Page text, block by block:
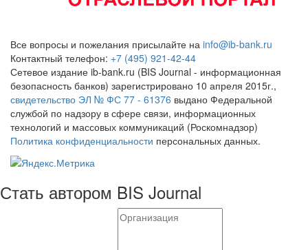
Все вопросы и пожелания присылайте на info@ib-bank.ru
Контактный телефон: +7 (495) 921-42-44
Сетевое издание ib-bank.ru (BIS Journal - информационная
безопасность банков) зарегистрировано 10 апреля 2015г.,
свидетельство ЭЛ № ФС 77 - 61376 выдано Федеральной
службой по надзору в сфере связи, информационных
технологий и массовых коммуникаций (Роскомнадзор)
Политика конфиденциальности персональных данных.
Стать автором BIS Journal